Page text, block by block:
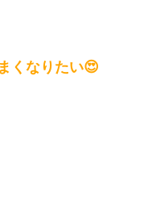
くなりたい😍